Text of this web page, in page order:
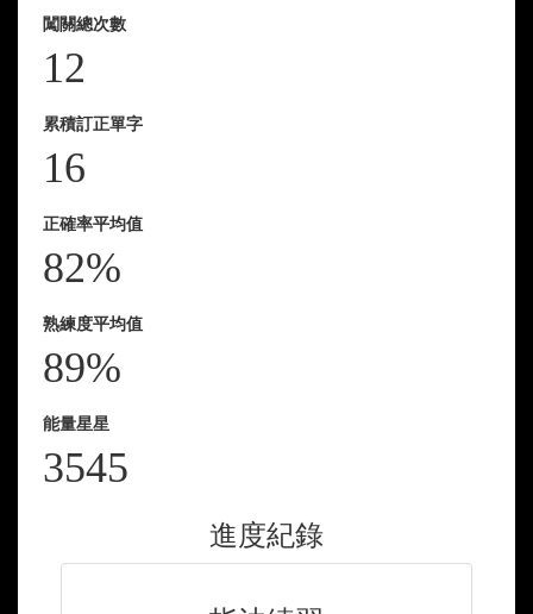
闖關總次數
12
累積訂正單字
16
正確率平均值
82%
熟練度平均值
89%
能量星星
3545
進度紀錄